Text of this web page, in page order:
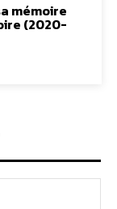
mémoire
(2020-